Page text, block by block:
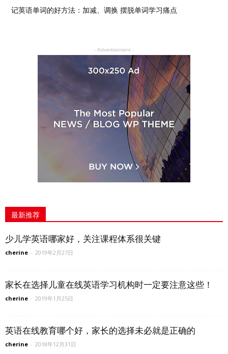
记英语单词的好方法：加减、调换 摆脱单词学习痛点
- Advertisement -
最新推荐
少儿学英语哪家好，关注课程体系很关键
cherine - 2019年2月27日
家长在选择儿童在线英语学习机构时一定要注意这些！
cherine - 2019年1月25日
英语在线教育哪个好，家长的选择未必就是正确的
cherine - 2018年12月31日